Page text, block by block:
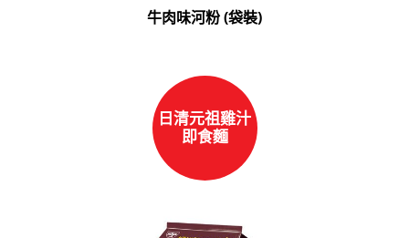
牛肉味河粉 (袋裝)
日清元祖雞汁
即食麵